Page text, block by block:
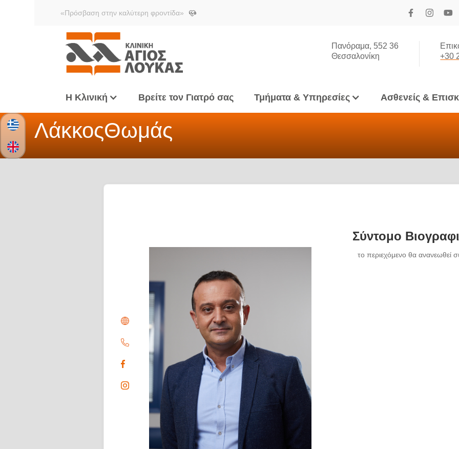
«Πρόσβαση στην καλύτερη φροντίδα»
Πανόραμα, 552 36
Θεσσαλονίκη
+30
Η Κλινική Βρείτε τον Γιατρό σας Τμήματα & Υπηρεσίες Ασθενείς &
ΛάκκοςΘωμάς
Σύντομο
το περιεχόμενο θα ανανεωθεί